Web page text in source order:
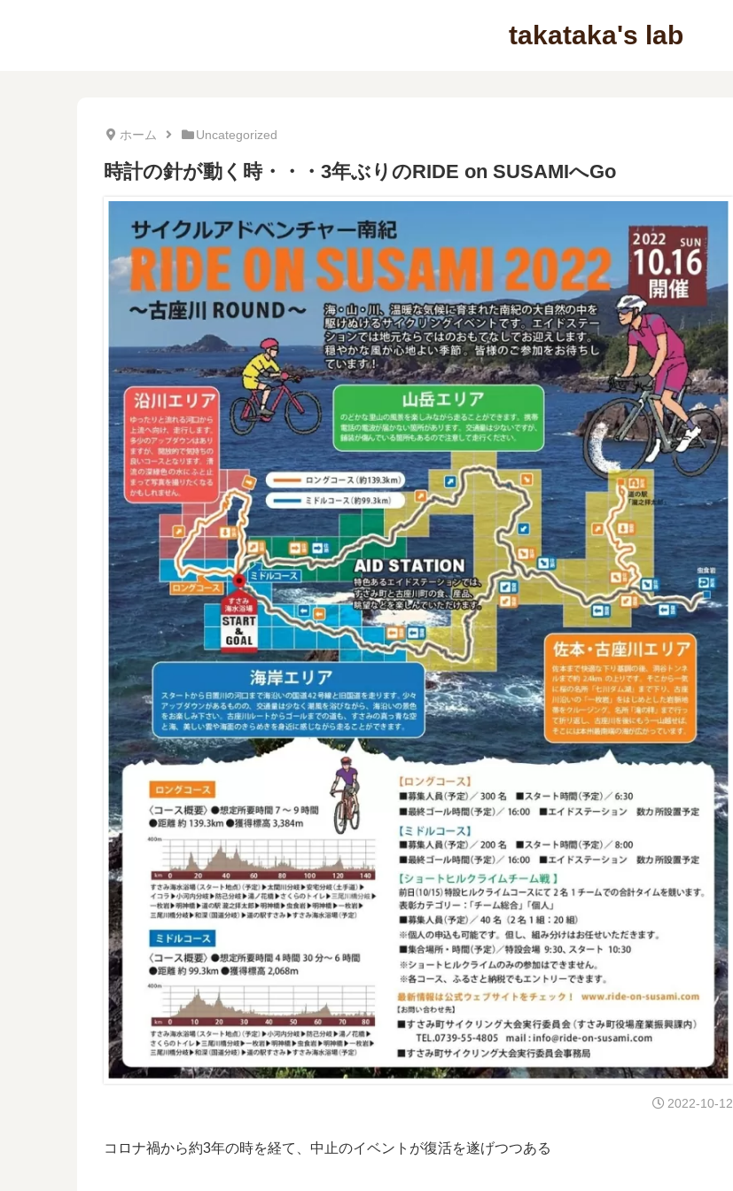
takataka's lab
ホーム Uncategorized
時計の針が動く時・・・3年ぶりのRIDE on SUSAMIへGo
2022-10-12
コロナ禍から約3年の時を経て、中止のイベントが復活を遂げつつある